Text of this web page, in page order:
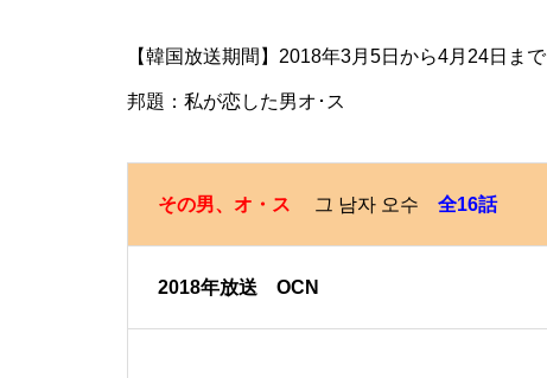
【韓国放送期間】2018年3月5日から4月24日まで
邦題：私が恋した男オ･ス
その男、オ・ス 그 남자 오수 全16話
2018年放送 OCN